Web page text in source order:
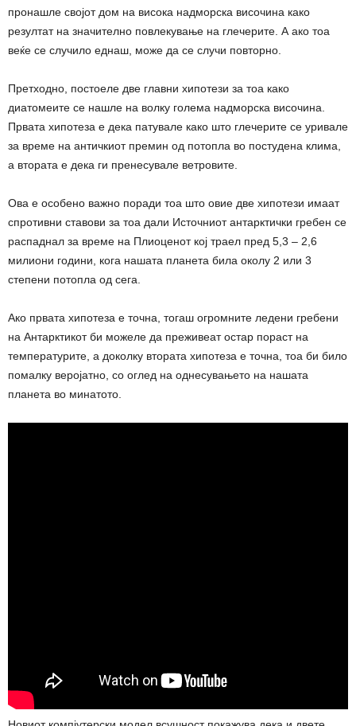
пронашле својот дом на висока надморска височина како
резултат на значително повлекување на глечерите. А ако тоа
веќе се случило еднаш, може да се случи повторно.
Претходно, постоеле две главни хипотези за тоа како
диатомеите се нашле на волку голема надморска височина.
Првата хипотеза е дека патувале како што глечерите се уривале
за време на античкиот премин од потопла во постудена клима,
а втората е дека ги пренесувале ветровите.
Ова е особено важно поради тоа што овие две хипотези имаат
спротивни ставови за тоа дали Источниот антарктички гребен се
распаднал за време на Плиоценот кој траел пред 5,3 – 2,6
милиони години, кога нашата планета била околу 2 или 3
степени потопла од сега.
Ако првата хипотеза е точна, тогаш огромните ледени гребени
на Антарктикот би можеле да преживеат остар пораст на
температурите, а доколку втората хипотеза е точна, тоа би било
помалку веројатно, со оглед на однесувањето на нашата
планета во минатото.